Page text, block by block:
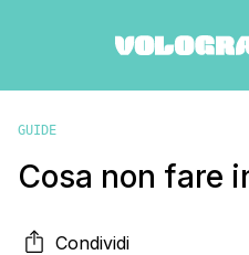
GUIDE
Cosa non fare
Condividi